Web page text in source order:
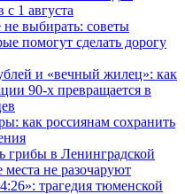
1 августа
выбирать: советы
помогут сделать дорогу
и «вечный жилец»: как
90-х превращается в
как россиянам сохранить
грибы в Ленинградской
места не разочаруют
трагедия тюменской